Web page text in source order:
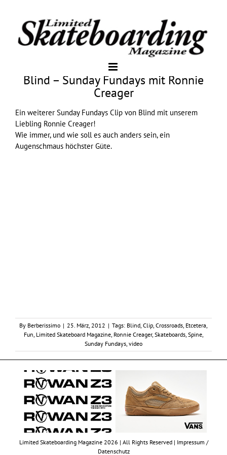
Blind – Sunday Fundays mit Ronnie
Creager
Ein weiterer Sunday Fundays Clip von Blind mit unserem
Liebling Ronnie Creager!
Wie immer, und wie soll es auch anders sein, ein
Augenschmaus höchster Güte.
By Berberissimo | 25. März, 2012 | Tags: Blind Clip Crossroads Etcetera
Fun Limited Skateboard Magazine, Ronnie Creager, Skateboards, Spine,
Sunday Fundays video
Limited Skateboarding Magazine 2026 | All Rights Reserved | Impressum /
Datenschutz